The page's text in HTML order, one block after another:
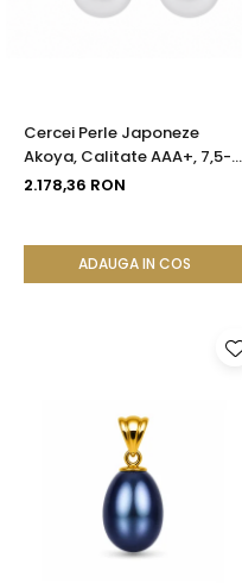
Cercei Perle Japoneze
Akoya, Calitate AAA+, 7,5-8
mm și Aur Galben 14K |
2.178,36 RON
ADAUGA IN COS